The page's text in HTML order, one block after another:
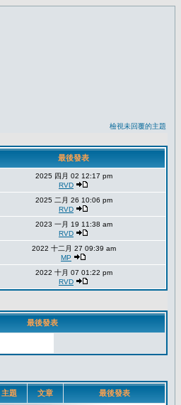
檢視未回覆的主題
最後發表
主題 文章 最後發表